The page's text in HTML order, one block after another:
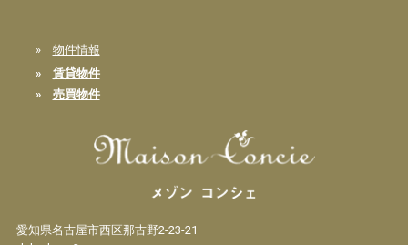
» 物件情報
» 賃貸物件
» 売買物件
愛知県名古屋市西区那古野2-23-21